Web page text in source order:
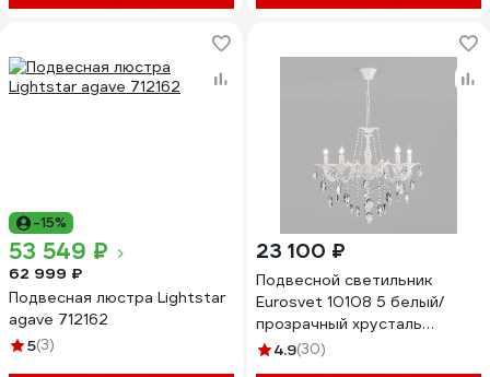
-15%
53 549 ₽
62 999 ₽
Подвесная люстра Lightstar
agave 712162
5(3)
23 100 ₽
Подвесной светильник
Eurosvet 10108 5 белый/
прозрачный хрусталь
Strotskis a045451
4.9(30)